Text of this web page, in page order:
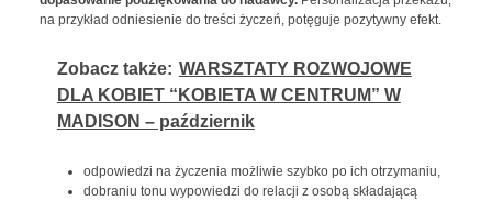
na przykład odniesienie do treści życzeń, potęguje pozytywny efekt.
Zobacz także: WARSZTATY ROZWOJOWE
DLA KOBIET “KOBIETA W CENTRUM” W
MADISON – październik
odpowiedzi na życzenia możliwie szybko po ich otrzymaniu,
dobraniu tonu wypowiedzi do relacji z osobą składającą